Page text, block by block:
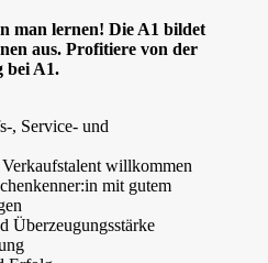
man lernen! Die A1 bildet
aus. Profitiere von der
bei A1.
, Service- und
willkommen
mit gutem
Überzeugungsstärke